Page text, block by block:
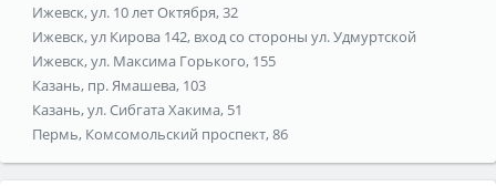
Ижевск, ул. 10 лет Октября, 32
Ижевск, ул Кирова 142, вход со стороны ул. Удмуртской
Ижевск, ул. Максима Горького, 155
Казань, пр. Ямашева, 103
Казань, ул. Сибгата Хакима, 51
Пермь, Комсомольский проспект, 86